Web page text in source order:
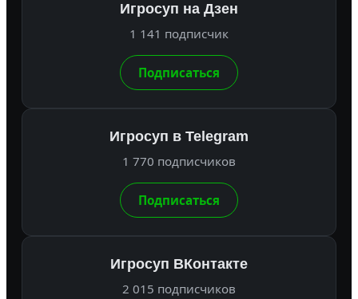
Игросуп на Дзен
1 141 подписчик
Подписаться
Игросуп в Telegram
1 770 подписчиков
Подписаться
Игросуп ВКонтакте
2 015 подписчиков